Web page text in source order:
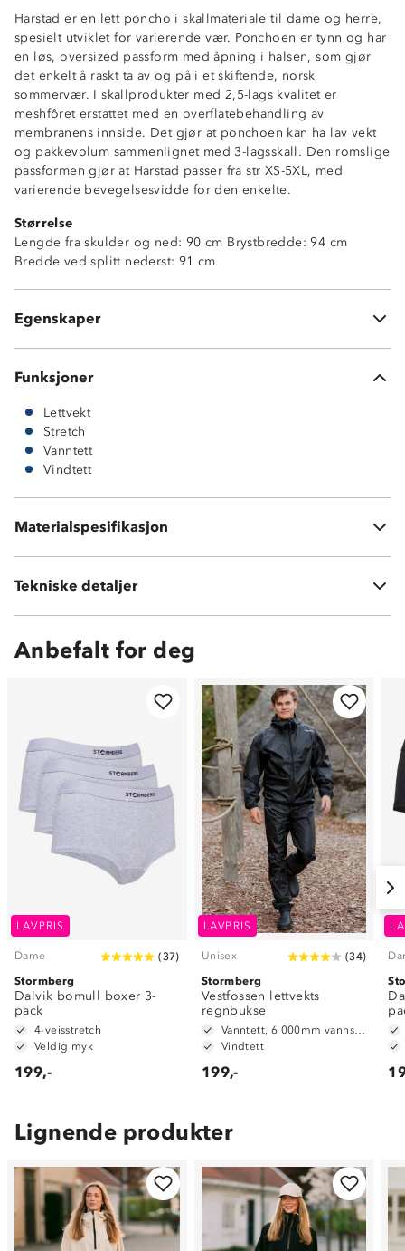
Harstad er en lett poncho i skallmateriale til dame og herre,
spesielt utviklet for varierende vær. Ponchoen er tynn og har
en løs, oversized passform med åpning i halsen, som gjør
det enkelt å raskt ta av og på i et skiftende, norsk
sommervær. I skallprodukter med 2,5-lags kvalitet er
meshfôret erstattet med en overflatebehandling av
membranens innside. Det gjør at ponchoen kan ha lav vekt
og pakkevolum sammenlignet med 3-lagsskall. Den romslige
passformen gjør at Harstad passer fra str XS-5XL, med
varierende bevegelsesvidde for den enkelte.
Størrelse
Lengde fra skulder og ned: 90 cm Brystbredde: 94 cm
Bredde ved splitt nederst: 91 cm
Egenskaper
Vanntett (10 000mm vannsøyle)
Vindtett
Lettvekt
2-veisstretch
To stikklommer i sidene
Borrelåsstramming i ermeåpningene
Fast hette med strikkjustering
Vid passform
Splitt nederst i sidene
2,5 lags skallkvalitet
Vekt: 560 gram
Funksjoner
Lettvekt
Stretch
Vanntett
Vindtett
Materialspesifikasjon
100 % polyester
Tekniske detaljer
Vekt:560 gram
Anbefalt for deg
LAVPRIS
Dame (37)
Stormberg
Dalvik bomull boxer 3-
pack
4-veisstretch
Veldig myk
199,-
LAVPRIS
Unisex (34)
Stormberg
Vestfossen lettvekts
regnbukse
Vanntett, 6 000mm vannsøyle
Vindtett
199,-
Lignende produkter